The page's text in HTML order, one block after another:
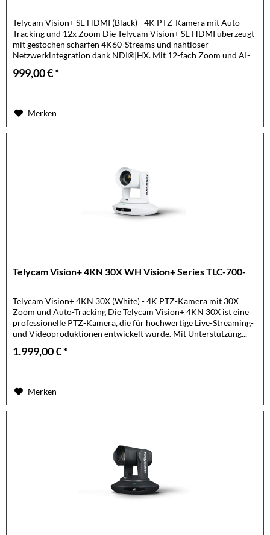
Telycam Vision+ SE HDMI (Black) - 4K PTZ-Kamera mit Auto-
Tracking und 12x Zoom Die Telycam Vision+ SE HDMI überzeugt
mit gestochen scharfen 4K60-Streams und nahtloser
Netzwerkintegration dank NDI®|HX. Mit 12-fach Zoom und AI-
999,00 € *
Merken
Telycam Vision+ 4KN 30X WH Vision+ Series TLC-700-
Telycam Vision+ 4KN 30X (White) - 4K PTZ-Kamera mit 30X
Zoom und Auto-Tracking Die Telycam Vision+ 4KN 30X ist eine
professionelle PTZ-Kamera, die für hochwertige Live-Streaming-
und Videoproduktionen entwickelt wurde. Mit Unterstützung...
1.999,00 € *
Merken